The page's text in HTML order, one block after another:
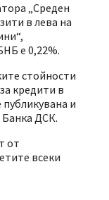
„Среден
в лева на
е 0,22%.
стойности
кредити в
и
ДСК.
от
всеки